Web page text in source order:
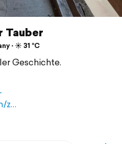
Tauber
⋅ ☀️ 31 °C
Geschichte.
z…